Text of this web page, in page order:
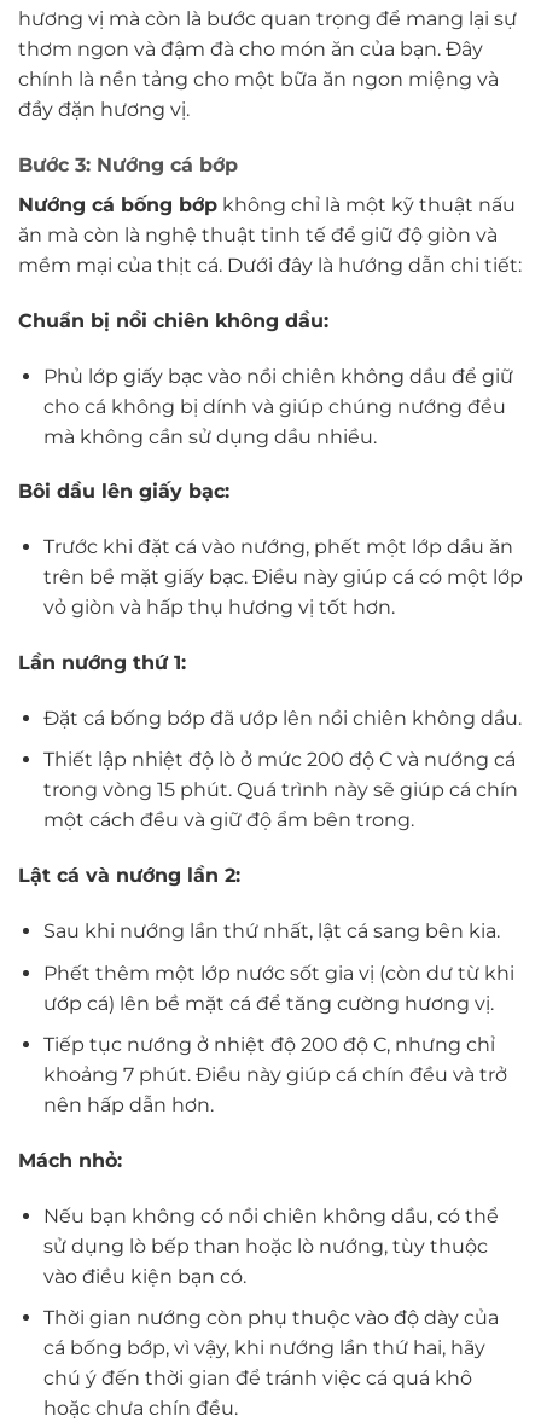
hương vị mà còn là bước quan trọng để mang lại sự
thơm ngon và đậm đà cho món ăn của bạn. Đây
chính là nền tảng cho một bữa ăn ngon miệng và
đầy đặn hương vị.
Bước 3: Nướng cá bớp
Nướng cá bống bớp không chỉ là một kỹ thuật nấu
ăn mà còn là nghệ thuật tinh tế để giữ độ giòn và
mềm mại của thịt cá. Dưới đây là hướng dẫn chi tiết:
Chuẩn bị nồi chiên không dầu:
Phủ lớp giấy bạc vào nồi chiên không dầu để giữ
cho cá không bị dính và giúp chúng nướng đều
mà không cần sử dụng dầu nhiều.
Bôi dầu lên giấy bạc:
Trước khi đặt cá vào nướng, phết một lớp dầu ăn
trên bề mặt giấy bạc. Điều này giúp cá có một lớp
vỏ giòn và hấp thụ hương vị tốt hơn.
Lần nướng thứ 1:
Đặt cá bống bớp đã ướp lên nồi chiên không dầu.
Thiết lập nhiệt độ lò ở mức 200 độ C và nướng cá
trong vòng 15 phút. Quá trình này sẽ giúp cá chín
một cách đều và giữ độ ẩm bên trong.
Lật cá và nướng lần 2:
Sau khi nướng lần thứ nhất, lật cá sang bên kia.
Phết thêm một lớp nước sốt gia vị (còn dư từ khi
ướp cá) lên bề mặt cá để tăng cường hương vị.
Tiếp tục nướng ở nhiệt độ 200 độ C, nhưng chỉ
khoảng 7 phút. Điều này giúp cá chín đều và trở
nên hấp dẫn hơn.
Mách nhỏ:
Nếu bạn không có nồi chiên không dầu, có thể
sử dụng lò bếp than hoặc lò nướng, tùy thuộc
vào điều kiện bạn có.
Thời gian nướng còn phụ thuộc vào độ dày của
cá bống bớp, vì vậy, khi nướng lần thứ hai, hãy
chú ý đến thời gian để tránh việc cá quá khô
hoặc chưa chín đều.